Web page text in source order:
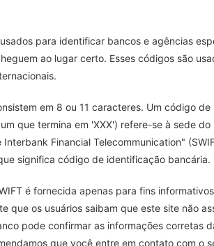
para identificar bancos e agências
ao lugar certo. Esses códigos são
em 8 ou 11 caracteres. Um código
que termina em 'XXX') refere-se à sede
Financial Telecommunication"
significa código de identificação bancária.
é fornecida apenas para fins
que os usuários saibam que este site não
pode confirmar as informações corretas
que você entre em contato com o